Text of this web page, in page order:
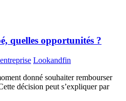
quelles opportunités ?
Lookandfin
donné souhaiter rembourser
décision peut s’expliquer par